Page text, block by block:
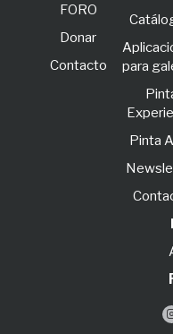
FORO
Donar
Contacto
para
Pinta